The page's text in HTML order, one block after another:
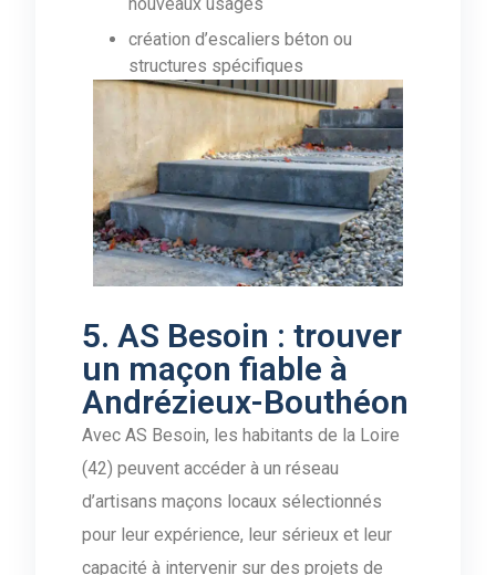
création d’escaliers béton ou
structures spécifiques
5. AS Besoin : trouver
un maçon fiable à
Andrézieux-Bouthéon
Avec AS Besoin, les habitants de la Loire
(42) peuvent accéder à un réseau
d’artisans maçons locaux sélectionnés
pour leur expérience, leur sérieux et leur
capacité à intervenir sur des projets de